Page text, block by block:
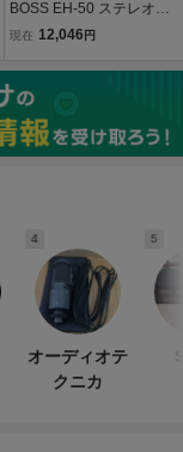
BOSS EH-50 ステレオエ
ンハンサー 動作品 本体の
材 ボス（z-2703）
現在 12,046 円
4
オーディオテ
クニカ
5